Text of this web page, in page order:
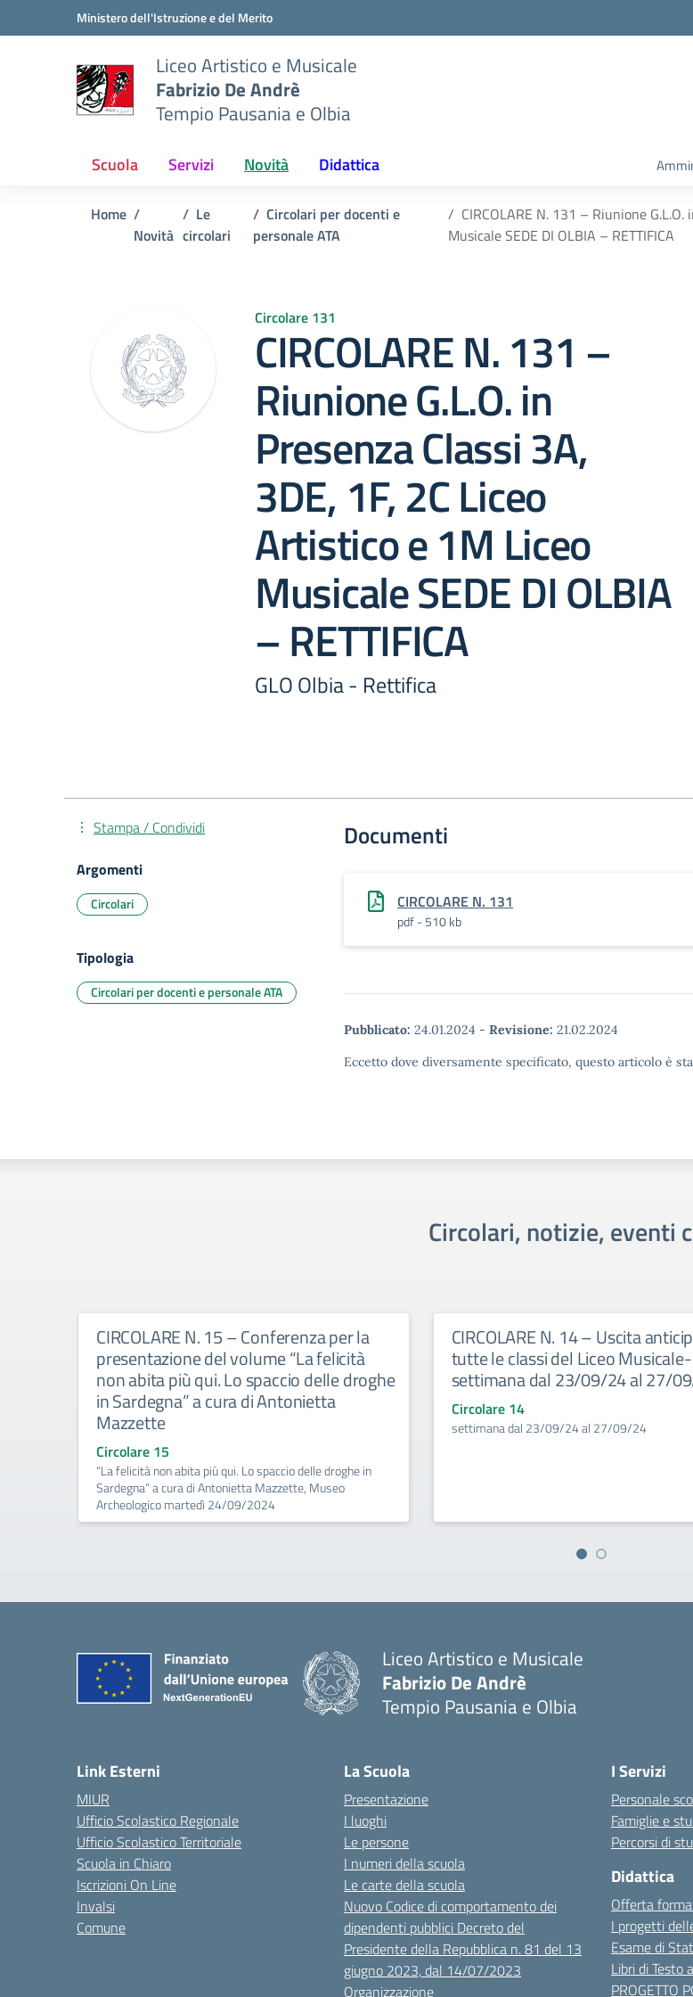
Vai ai contenuti
Vai al menu di navigazioneMinistero dell'Istruzione e del Merito
Liceo Artistico e Musicale
Fabrizio De Andrè
Tempio Pausania e Olbia
Scuola Servizi Novità Didattica
Home
Novità
Le
circolari
Circolari per docenti e
personale ATA
CIRCOLARE N. 131 – Riunione
Musicale SEDE DI OLBIA – RETTIFICA
Circolare 131
CIRCOLARE N. 131 –
Riunione G.L.O. in
Presenza Classi 3A,
3DE, 1F, 2C Liceo
Artistico e 1M Liceo
Musicale SEDE DI OLBIA
– RETTIFICA
GLO Olbia - Rettifica
Documenti
CIRCOLARE N. 131
pdf - 510 kb
Pubblicato: 24.01.2024 - Revisione: 21.02.2024
Eccetto dove diversamente specificato, questo articolo è
Stampa / Condividi
Argomenti
Circolari
Tipologia
Circolari per docenti e personale ATA
Circolari, notizie, eventi
CIRCOLARE N. 15 – Conferenza per la
presentazione del volume “La felicità
non abita più qui. Lo spaccio delle droghe
in Sardegna” a cura di Antonietta
Mazzette
Circolare 15
“La felicità non abita più qui. Lo spaccio delle droghe in
Sardegna” a cura di Antonietta Mazzette, Museo
Archeologico martedì 24/09/2024
CIRCOLARE N. 14 – Uscita
tutte le classi del Liceo Musicale-
settimana dal 23/09/24 al 27/
Circolare 14
settimana dal 23/09/24 al 27/09/24
Liceo Artistico e Musicale
Fabrizio De Andrè
Tempio Pausania e Olbia
Link Esterni
MIUR
Ufficio Scolastico Regionale
Ufficio Scolastico Territoriale
Scuola in Chiaro
Iscrizioni On Line
Invalsi
Comune
La Scuola
Presentazione
I luoghi
Le persone
I numeri della scuola
Le carte della scuola
Nuovo Codice di comportamento dei
dipendenti pubblici Decreto del
Presidente della Repubblica n. 81 del 13
giugno 2023, dal 14/07/2023
Organizzazione
I Servizi
Personale
Famiglie e
Percorsi di
Didattica
Offerta
I progetti
Esame di
Libri di Testo
PROGETTO